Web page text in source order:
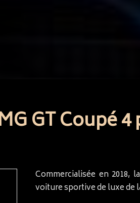
GT Coupé 4
Commercialisée en 2018,
voiture sportive de luxe de